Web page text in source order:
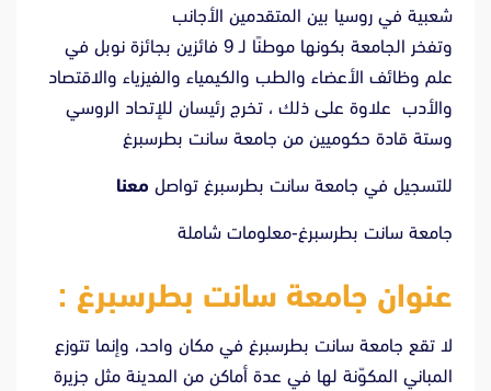
شعبية في روسيا بين المتقدمين الأجانب
وتفخر الجامعة بكونها موطنًا لـ 9 فائزين بجائزة نوبل في
علم وظائف الأعضاء والطب والكيمياء والفيزياء والاقتصاد
والأدب علاوة على ذلك ، تخرج رئيسان للإتحاد الروسي
وستة قادة حكوميين من جامعة سانت بطرسبرغ
للتسجيل في جامعة سانت بطرسبرغ تواصل معنا
جامعة سانت بطرسبرغ-معلومات شاملة
عنوان جامعة سانت بطرسبرغ :
لا تقع جامعة سانت بطرسبرغ في مكان واحد، وإنما تتوزع
المباني المكوّنة لها في عدة أماكن من المدينة مثل جزيرة